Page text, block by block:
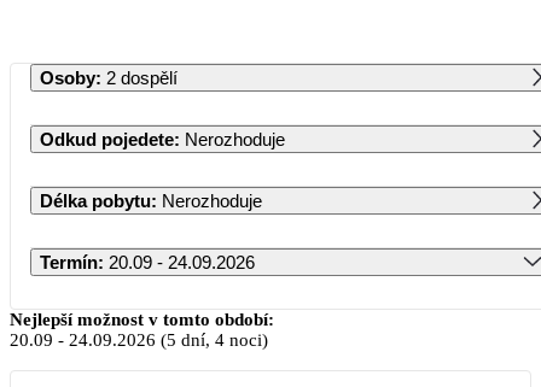
Osoby: 2 dospělí
Odkud pojedete: Nerozhoduje
Délka pobytu: Nerozhoduje
Termín: 20.09 - 24.09.2026
Září 2026
PO ÚT ST ČT PÁ SO NE
Nejlepší možnost v tomto období:
20.09 - 24.09.2026 (5 dní, 4 noci)